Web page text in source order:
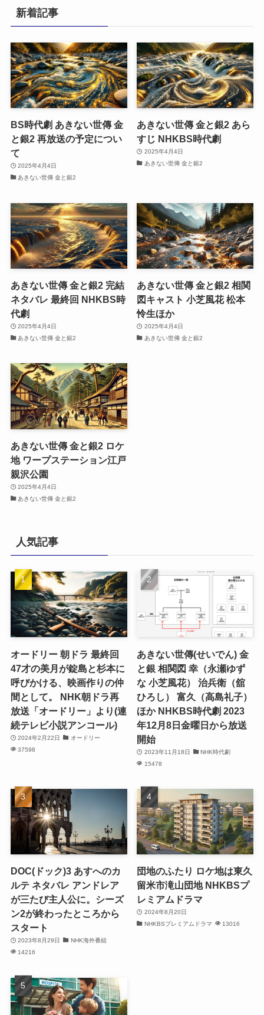
リ
ー
新着記事
BS時代劇 あきない世傳 金
と銀2 再放送の予定につい
て
2025年4月4日
あきない世傳 金と銀2
あきない世傳 金と銀2 あら
すじ NHKBS時代劇
2025年4月4日
あきない世傳 金と銀2
あきない世傳 金と銀2 完結
ネタバレ 最終回 NHKBS時
代劇
2025年4月4日
あきない世傳 金と銀2
あきない世傳 金と銀2 相関
図キャスト 小芝風花 松本
怜生ほか
2025年4月4日
あきない世傳 金と銀2
あきない世傳 金と銀2 ロケ
地 ワープステーション江戸
親沢公園
2025年4月4日
あきない世傳 金と銀2
人気記事
オードリー 朝ドラ 最終回
47才の美月が錠島と杉本に
呼びかける、映画作りの仲
間として。 NHK朝ドラ再
放送「オードリー」より(連
続テレビ小説アンコール)
2024年2月22日
オードリー
37598
あきない世傳(せいでん) 金
と銀 相関図 幸（永瀬ゆず
な 小芝風花） 治兵衛（舘
ひろし） 富久（高島礼子）
ほか NHKBS時代劇 2023
年12月8日金曜日から放送
開始
2023年11月18日
NHK時代劇
15478
DOC(ドック)3 あすへのカ
ルテ ネタバレ アンドレア
が三たび主人公に。シーズ
ン2が終わったところから
スタート
2023年8月29日
NHK海外番組
14216
団地のふたり ロケ地は東久
留米市滝山団地 NHKBSプ
レミアムドラマ
2024年8月20日
NHKBSプレミアムドラマ
13016